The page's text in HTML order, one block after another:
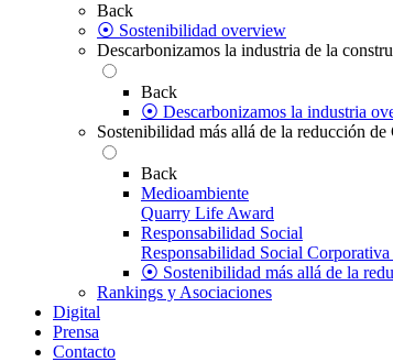
Back
⦿ Sostenibilidad overview
Descarbonizamos la industria de la
Back
⦿ Descarbonizamos la industria
Sostenibilidad más allá de la reducción de
Back
Medioambiente
Quarry Life Award
Responsabilidad Social
Responsabilidad Social Corporativa
⦿ Sostenibilidad más allá de la
Rankings y Asociaciones
Digital
Prensa
Contacto